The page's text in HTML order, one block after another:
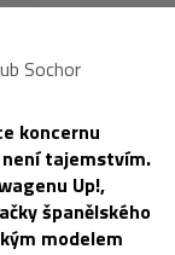
Sochor
koncernu
není tajemstvím.
Up!,
španělského
modelem